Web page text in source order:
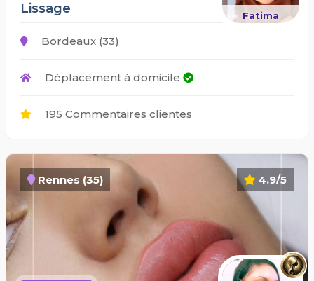
Fatima
Lissage
Bordeaux (33)
Déplacement à domicile
195 Commentaires clientes
4.9/5
Rennes (35)